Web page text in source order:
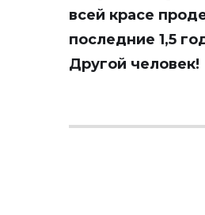
всей красе
последние 1,5
Другой человек!